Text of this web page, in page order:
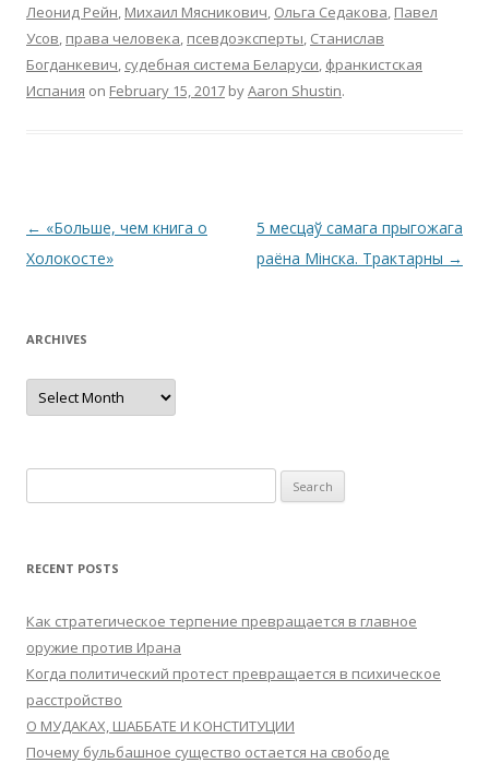
Леонид Рейн, Михаил Мясникович, Ольга Седакова, Павел
Усов, права человека, псевдоэксперты, Станислав
Богданкевич, судебная система Беларуси, франкистская
Испания on February 15, 2017 byAaron Shustin.
Post
navigation
← «Больше, чем книга о
Холокосте»
5 месцаў самага прыгожага
раёна Мінска. Трактарны →
ARCHIVES
Archives
for:
RECENT POSTS
Как стратегическое терпение превращается в главное
оружие против Ирана
Когда политический протест превращается в психическое
расстройство
О МУДАКАХ, ШАББАТЕ И КОНСТИТУЦИИ
Почему бульбашное существо остается на свободе